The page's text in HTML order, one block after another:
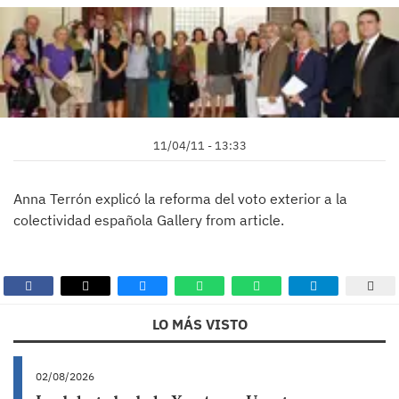
11/04/11 - 13:33
Anna Terrón explicó la reforma del voto exterior a la
colectividad española Gallery from article.
LO MÁS VISTO
02/08/2026